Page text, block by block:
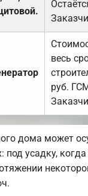
весь
руб.
дома может
под усадку,